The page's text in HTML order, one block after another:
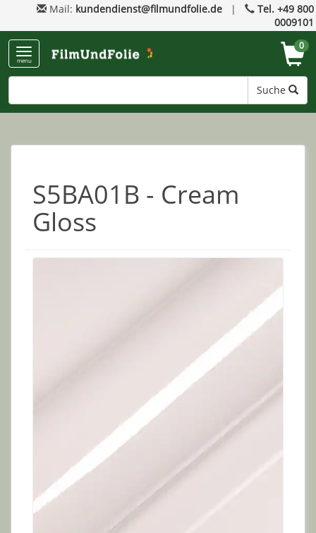
Mail: kundendienst@filmundfolie.de |
Tel. +49 800
0009101
menu
Suche
0
S5BA01B - Cream
Gloss